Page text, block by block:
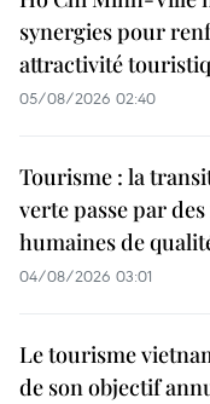
synergies pour
attractivité
05/08/2026 02:40
Tourisme : la
verte passe par
humaines de
04/08/2026 03:01
Le tourisme
de son objectif